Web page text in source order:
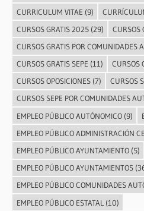
CURRICULUM VITAE (9)
CURSOS GRATIS 2025(29) CURSOS
CURSOS GRATIS POR COMUNIDADES
CURSOS GRATIS SEPE (11) CURSOS
CURSOS OPOSICIONES(7) CURSOS
CURSOS SEPE POR COMUNIDADES
EMPLEO PÚBLICO AUTÓNOMICO(9)
EMPLEO PÚBLICO ADMINISTRACIÓN
EMPLEO PÚBLICO AYUNTAMIENTO(5)
EMPLEO PÚBLICO AYUNTAMIENTOS
EMPLEO PÚBLICO COMUNIDADES
EMPLEO PÚBLICO ESTATAL (10)